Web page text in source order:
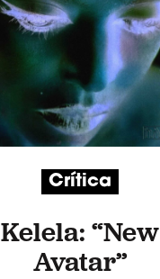
Crítica
Kelela: “New
Avatar”